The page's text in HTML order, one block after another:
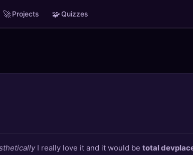
🚀Projects 🧩Quizzes
I really love it and it would be total